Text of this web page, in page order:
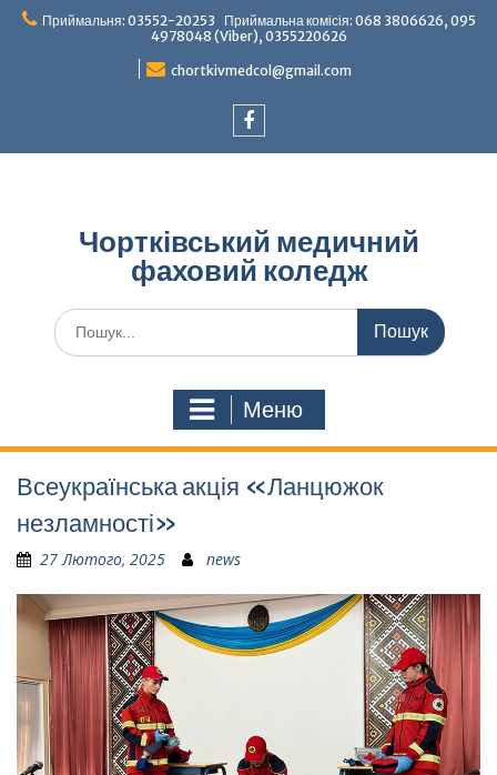
ПерейтиПриймальня: 03552-20253 Приймальна комісія: 068 3806626, 095
4978048 (Viber), 0355220626
chortkivmedcol@gmail.com
Чортківський медичний
фаховий коледж
Шукати:
Меню
Всеукраїнська акція «Ланцюжок
незламності»
27 Лютого, 2025 news